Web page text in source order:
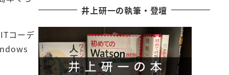
コーデ
井上研一の執筆・登壇